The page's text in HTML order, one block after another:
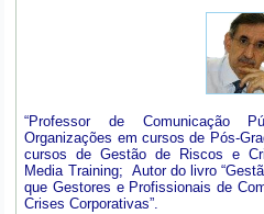
“Professor de Comunicação
Organizações em cursos de Pós-
cursos de Gestão de Riscos e
Media Training; Autor do livro
que Gestores e Profissionais de
Crises Corporativas”.